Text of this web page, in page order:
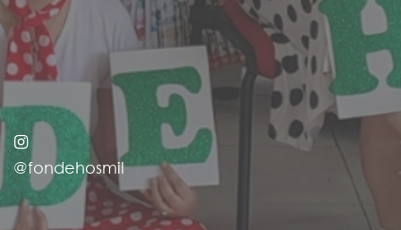
@fondehosmil